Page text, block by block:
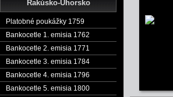
Rakúsko-Uhorsko
Platobné poukážky 1759
Bankocetle 1. emisia 1762
Bankocetle 2. emisia 1771
Bankocetle 3. emisia 1784
Bankocetle 4. emisia 1796
Bankocetle 5. emisia 1800